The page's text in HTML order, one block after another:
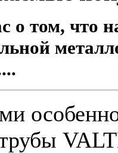
о том, что